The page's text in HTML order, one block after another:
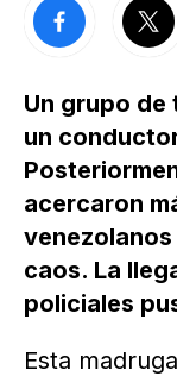
Un grupo
un
acercaron
caos. La
policiales
Esta